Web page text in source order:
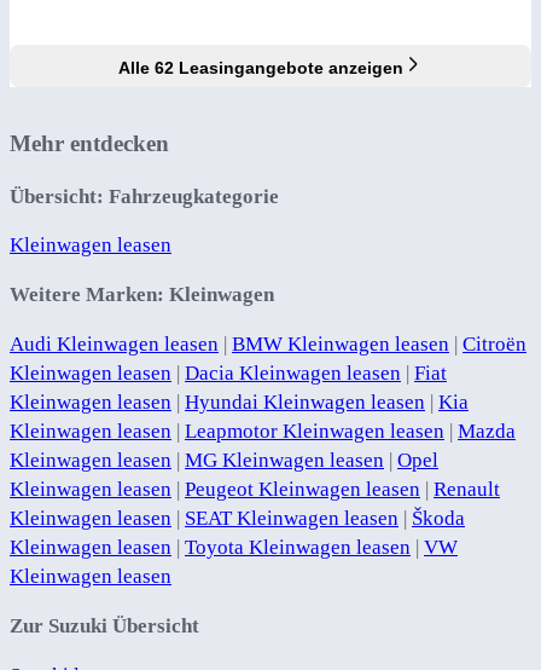
Alle 62 Leasingangebote anzeigen
Mehr entdecken
Übersicht: Fahrzeugkategorie
Kleinwagen leasen
Weitere Marken: Kleinwagen
Audi Kleinwagen leasen | BMW Kleinwagen leasen | Citroën
Kleinwagen leasen | Dacia Kleinwagen leasen | Fiat
Kleinwagen leasen | Hyundai Kleinwagen leasen | Kia
Kleinwagen leasen | Leapmotor Kleinwagen leasen | Mazda
Kleinwagen leasen | MG Kleinwagen leasen | Opel
Kleinwagen leasen | Peugeot Kleinwagen leasen | Renault
Kleinwagen leasen | SEAT Kleinwagen leasen | Škoda
Kleinwagen leasen | Toyota Kleinwagen leasen | VW
Kleinwagen leasen
Zur Suzuki Übersicht